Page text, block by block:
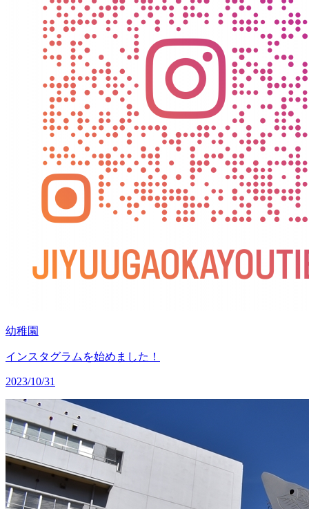
幼稚園
インスタグラムを始めました！
2023/10/31